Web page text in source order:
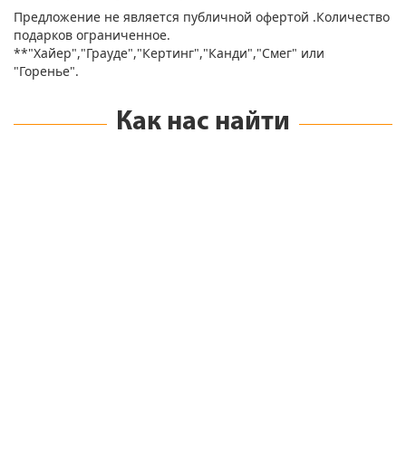
Предложение не является публичной офертой .Количество
подарков ограниченное.
**"Хайер","Грауде","Кертинг","Канди","Смег" или
"Горенье".
Как нас найти